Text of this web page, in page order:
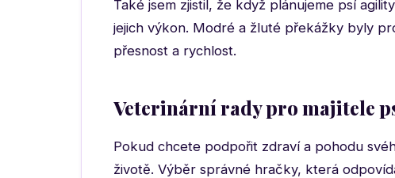
Také jsem zjistil, že když plánujeme psí
jejich výkon. Modré a žluté překážky byly
přesnost a rychlost.
Veterinární rady pro majitele
Pokud chcete podpořit zdraví a pohodu
životě. Výběr správné hračky, která